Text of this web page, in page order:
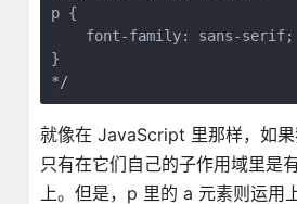
p {
    font-family: sans-serif;
}
*/
就像在 JavaScript 里那样，如果
只有在它们自己的子作用域里是
上。但是，p 里的 a 元素则运用